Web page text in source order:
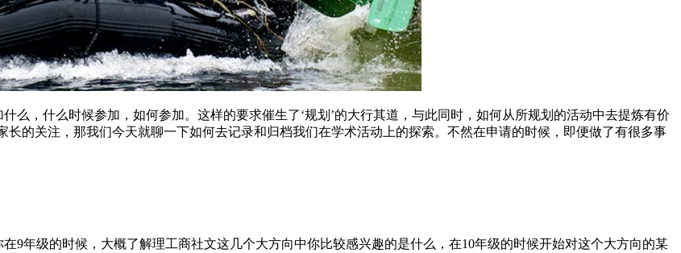
么，什么时候参加，如何参加。这样的要求催生了‘规划’的大行其道，与此同时，如何从所规划的活动中去提炼有价
长的关注，那我们今天就聊一下如何去记录和归档我们在学术活动上的探索。不然在申请的时候，即便做了有很多事
9年级的时候，大概了解理工商社文这几个大方向中你比较感兴趣的是什么，在10年级的时候开始对这个大方向的某